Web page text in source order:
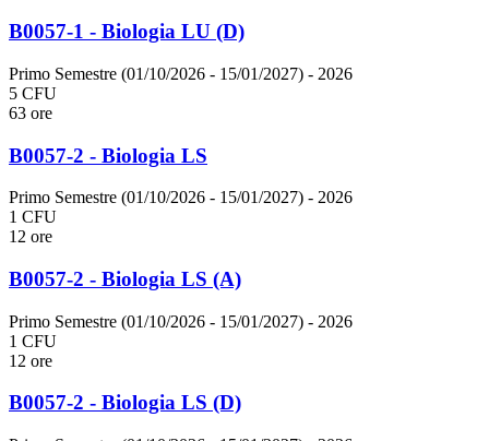
B0057-1 - Biologia LU (D)
Primo Semestre (01/10/2026 - 15/01/2027) - 2026
5 CFU
63 ore
B0057-2 - Biologia LS
Primo Semestre (01/10/2026 - 15/01/2027) - 2026
1 CFU
12 ore
B0057-2 - Biologia LS (A)
Primo Semestre (01/10/2026 - 15/01/2027) - 2026
1 CFU
12 ore
B0057-2 - Biologia LS (D)